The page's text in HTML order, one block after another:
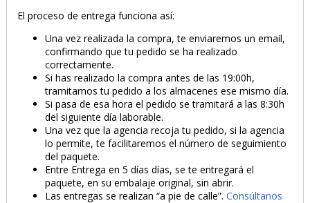
El proceso de entrega funciona así:
Una vez realizada la compra, te enviaremos un email,
confirmando que tu pedido se ha realizado
correctamente.
Si has realizado la compra antes de las 19:00h,
tramitamos tu pedido a los almacenes ese mismo día.
Si pasa de esa hora el pedido se tramitará a las 8:30h
del siguiente día laborable.
Una vez que la agencia recoja tu pedido, si la agencia
lo permite, te facilitaremos el número de seguimiento
del paquete.
Entre Entrega en 5 días días, se te entregará el
paquete, en su embalaje original, sin abrir.
Las entregas se realizan “a pie de calle”.Consúltanos